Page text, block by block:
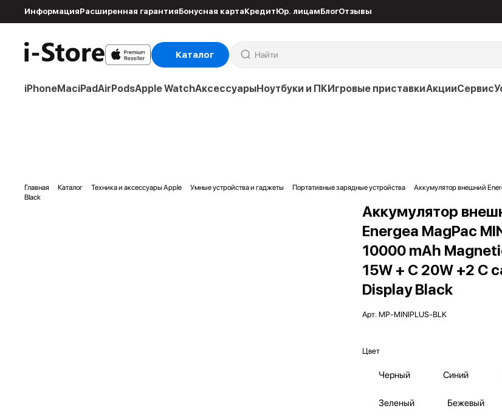
ИнформацияРасширенная гарантияБонусная картаКредитЮр. лицамБлогОтзывы
Каталог
iPhoneMaciPadAirPodsApple WatchАксессуарыНоутбуки и ПКИгровые приставкиАкцииСервис
Главная Каталог Техника и аксессуары Apple Умные устройства и гаджеты Портативные зарядные устройства
Аккумулятор внешний
Black
Аккумулятор
Energea MagPac
10000 mAh
15W + С 20W +2 C
Display Black
Арт.MP-MINIPLUS-BLK
Цвет
Черный Синий
Зеленый Бежевый